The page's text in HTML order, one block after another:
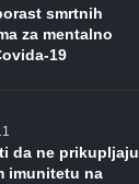
smrtnih
za mentalno
19
da ne prikupljaju
imunitetu na